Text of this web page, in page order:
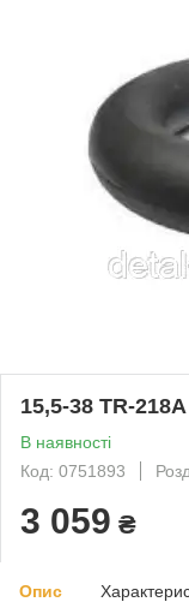
15,5-38 TR-
В наявності
Код: 0751893
3 059 ₴
Опис